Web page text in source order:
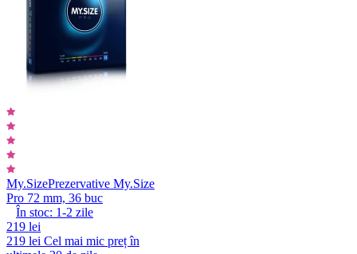
My.SizePrezervative My.Size
Pro 72 mm, 36 buc
În stoc: 1-2 zile
219 lei
219 lei Cel mai mic preț în